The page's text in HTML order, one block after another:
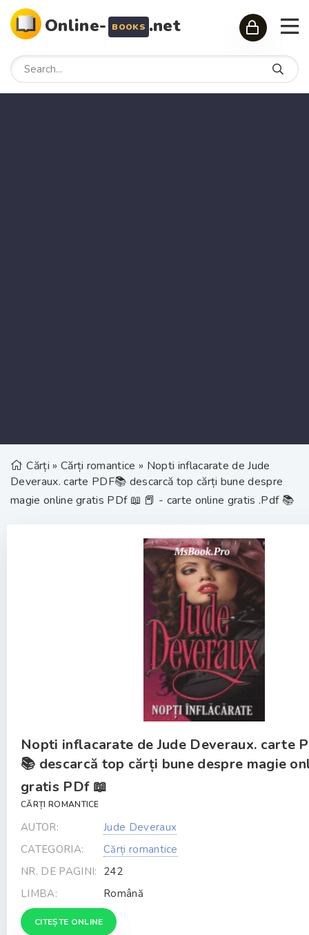
Online- BOOKS .net
Cărți » Cărți romantice » Nopti inflacarate de Jude
Deveraux. carte PDF📚 descarcă top cărți bune despre
magie online gratis PDf 📖 📕 - carte online gratis .Pdf 📚
Nopti inflacarate de Jude Deveraux. carte
📚 descarcă top cărți bune despre magie
gratis PDf 📖
CĂRȚI ROMANTICE
AUTOR:
Jude Deveraux
CATEGORIA:
Cărți romantice
NR. DE PAGINI: 242
LIMBA:
Română
CITEȘTE ONLINE